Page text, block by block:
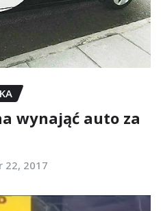
wynająć auto za
22, 2017